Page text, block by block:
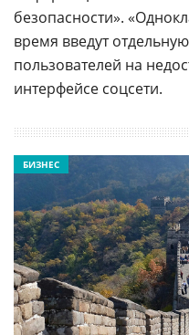
безопасности».
время введут
пользователей на
интерфейсе соцсети.
БИЗНЕС